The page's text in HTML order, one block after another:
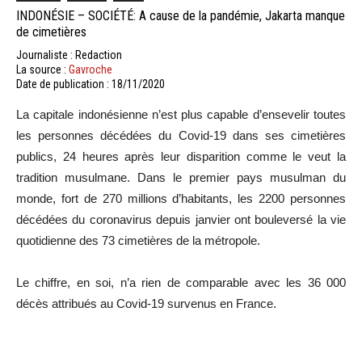
INDONÉSIE – SOCIÉTÉ: A cause de la pandémie, Jakarta manque
de cimetières
Journaliste : Redaction
La source : Gavroche
Date de publication : 18/11/2020
La capitale indonésienne n’est plus capable d’ensevelir toutes
les personnes décédées du Covid-19 dans ses cimetières
publics, 24 heures après leur disparition comme le veut la
tradition musulmane. Dans le premier pays musulman du
monde, fort de 270 millions d’habitants, les 2200 personnes
décédées du coronavirus depuis janvier ont bouleversé la vie
quotidienne des 73 cimetières de la métropole.
Le chiffre, en soi, n’a rien de comparable avec les 36 000
décès attribués au Covid-19 survenus en France.